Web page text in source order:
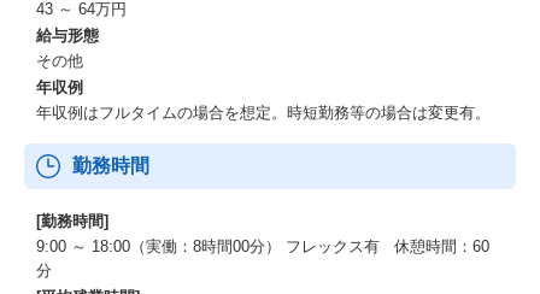
43 ～ 64万円
給与形態
その他
年収例
年収例はフルタイムの場合を想定。時短勤務等の場合は変更有。
勤務時間
[勤務時間]
9:00 ～ 18:00（実働：8時間00分） フレックス有 休憩時間：60
分